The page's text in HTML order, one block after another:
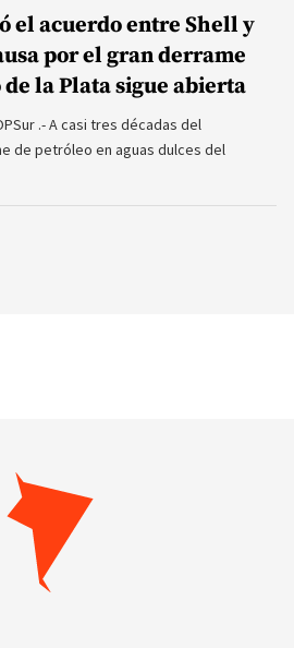
el acuerdo entre Shell y
por el gran derrame
la Plata sigue abierta
.- A casi tres décadas del
de petróleo en aguas dulces del